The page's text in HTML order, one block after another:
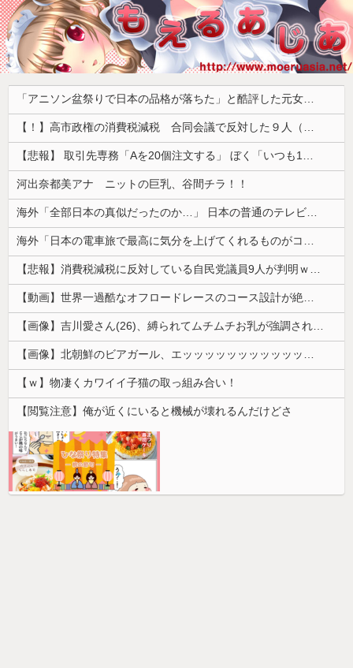
「アニソン盆祭りで日本の品格が落ちた」と酷評した元女優、「あんたが品格を語るのかよ！」と総ツッコミを食らってしまい……
【！】高市政権の消費税減税 合同会議で反対した９人（自民党議員）が晒されてしまうｗｗｗｗｗｗ
【悲報】 取引先専務「Aを20個注文する」 ぼく「いつも1～2個しか使わないけど本当に20であってる？」 取専「あってる」→結果『こう』なったんだが...
河出奈都美アナ ニットの巨乳、谷間チラ！！
海外「全部日本の真似だったのか…」 日本の普通のテレビ番組が最新SNSの数十年先を行っていたと話題に
海外「日本の電車旅で最高に気分を上げてくれるものがコレ！」→「分かるよ、凄くワクワクする・・・！」【海外の反応】
【悲報】消費税減税に反対している自民党議員9人が判明ｗｗｗｗｗｗ
【動画】世界一過酷なオフロードレースのコース設計が絶対におかしい（笑）
【画像】吉川愛さん(26)、縛られてムチムチお乳が強調されてしまう
【画像】北朝鮮のビアガール、エッッッッッッッッッッッッッッッッッ！
【ｗ】物凄くカワイイ子猫の取っ組み合い！
【閲覧注意】俺が近くにいると機械が壊れるんだけどさ